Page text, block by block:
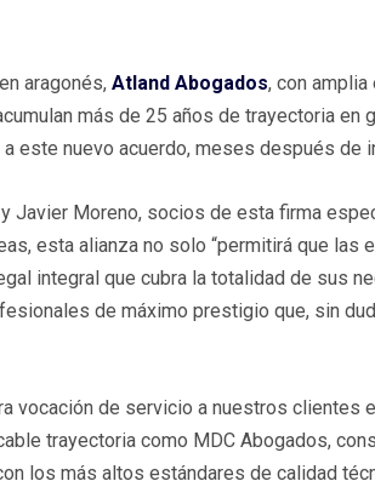
aragonés, Atland Abogados, con amplia
más de 25 años de trayectoria en
este nuevo acuerdo, meses después de
Javier Moreno, socios de esta firma
esta alianza no solo “permitirá que las
integral que cubra la totalidad de sus
de máximo prestigio que, sin
vocación de servicio a nuestros clientes
trayectoria como MDC Abogados,
los más altos estándares de calidad